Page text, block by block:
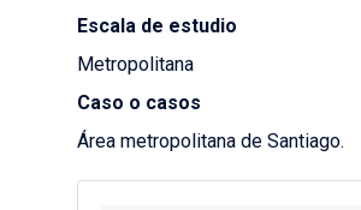
Escala de estudio
Metropolitana
Caso o casos
Área metropolitana de Santiago.